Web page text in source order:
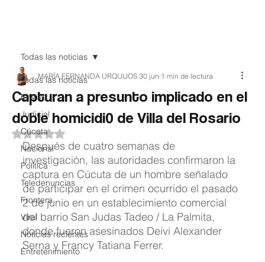
Todas las noticias
EnVivo
Judicial
Cúcuta
Nacional
Política
Teledenuncias
Frontera
Viral
Noticias recientes
Entretenimiento
Todas las noticias
Capturan a presunto implicado en el
doble homicidi0 de Villa del Rosario
MARÍA FERNANDA URQUIJOS 30 jun 1 min de lectura
Obtuvo NaN de 5 estrellas.
Después de cuatro semanas de
investigación, las autoridades confirmaron la
captura en Cúcuta de un hombre señalado
de participar en el crimen ocurrido el pasado
2 de junio en un establecimiento comercial
del barrio San Judas Tadeo / La Palmita,
donde fueron asesinados Deivi Alexander
Serna y Francy Tatiana Ferrer.